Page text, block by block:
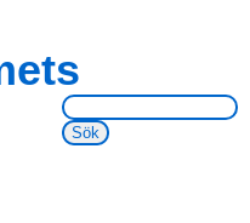
Sök på webbsidan: